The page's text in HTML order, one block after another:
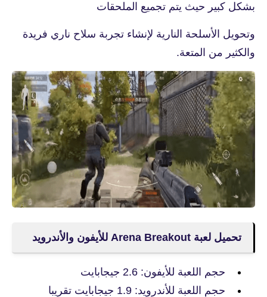
بشكل كبير حيث يتم تجميع الملحقات
وتحويل الأسلحة النارية لإنشاء تجربة سلاح ناري فريدة
والكثير من المتعة.
تحميل لعبة Arena Breakout للأيفون والأندرويد
حجم اللعبة للأيفون: 2.6 جيجابايت
حجم اللعبة للأندرويد: 1.9 جيجابايت تقريبا